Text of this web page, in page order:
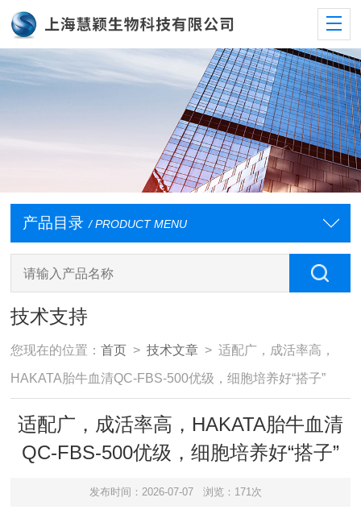
产品目录 / PRODUCT MENU
技术支持
您现在的位置：首页 >技术文章 > 适配广，成活率高，
HAKATA胎牛血清QC-FBS-500优级，细胞培养好“搭子”
适配广，成活率高，HAKATA胎牛血清
QC-FBS-500优级，细胞培养好“搭子”
发布时间：2026-07-07 浏览：171次